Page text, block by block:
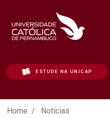
ESTUDE NA UNICAP
Notícias - Unicap
Home Notícias